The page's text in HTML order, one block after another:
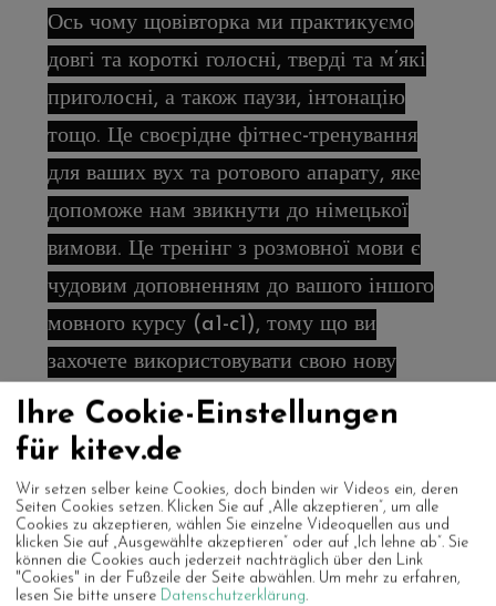
Ось чому щовівторка ми практикуємо
довгі та короткі голосні, тверді та м’які
приголосні, а також паузи, інтонацію
тощо. Це своєрідне фітнес-тренування
для ваших вух та ротового апарату, яке
допоможе нам звикнути до німецької
вимови. Це тренінг з розмовної мови є
чудовим доповненням до вашого іншого
мовного курсу (a1-c1), тому що ви
захочете використовувати свою нову
німецьку мову знову і знову. Тож давайте
розмовляти, запитувати, читати,
пояснювати, обговорювати, сперечатися
та сміятися разом. Нам подобається
спілкуватися з посмішкою, а за потреби
— руками та ногами. А якщо хочете,
Ihre Cookie-Einstellungen
für kitev.de
Wir setzen selber keine Cookies, doch binden wir Videos ein, deren
Seiten Cookies setzen. Klicken Sie auf „Alle akzeptieren“, um alle
Cookies zu akzeptieren, wählen Sie einzelne Videoquellen aus und
klicken Sie auf „Ausgewählte akzeptieren“ oder auf „Ich lehne ab“. Sie
können die Cookies auch jederzeit nachträglich über den Link
"Cookies" in der Fußzeile der Seite abwählen. Um mehr zu erfahren,
lesen Sie bitte unsere Datenschutzerklärung.